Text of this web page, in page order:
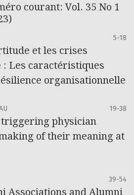
courant: Vol. 35 No 1
5-18
et les crises
: Les caractéristiques
organisationnelle
19-38
physician
of their meaning at
39-54
Associations and Alumni